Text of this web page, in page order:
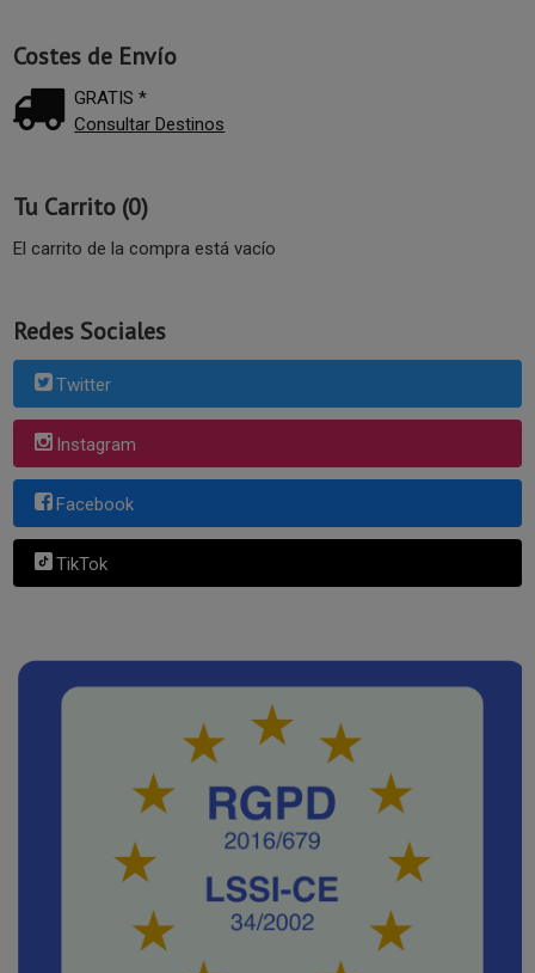
Costes de Envío
GRATIS *
Consultar Destinos
Tu Carrito (0)
El carrito de la compra está vacío
Redes Sociales
Twitter
Instagram
Facebook
TikTok